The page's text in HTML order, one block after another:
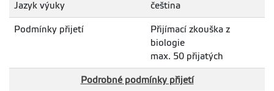
Jazyk výuky čeština
Podmínky přijetí
Přijímací zkouška z
biologie
max. 50 přijatých
Podrobné podmínky přijetí